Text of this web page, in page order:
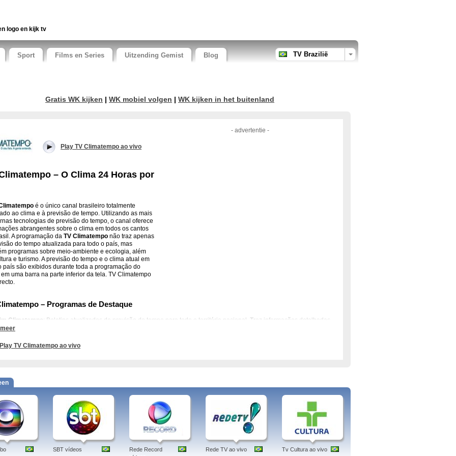
logo en kijk tv
Sport Films en Series Uitzending Gemist Blog TV Brazilië
Gratis WK kijken | WK mobiel volgen | WK kijken in het buitenland
- advertentie -
Play TV Climatempo ao vivo
– O Clima 24 Horas por
é o único canal brasileiro totalmente
ao clima e à previsão de tempo. Utilizando as mais
tecnologias de previsão do tempo, o canal oferece
abrangentes sobre o clima em todos os cantos
A programação da TV Climatempo não traz apenas
do tempo atualizada para todo o país, mas
programas sobre meio-ambiente e ecologia, além
e turismo. A previsão do tempo e o clima atual em
país são exibidos durante toda a programação do
uma barra na parte inferior da tela. TV Climatempo
– Programas de Destaque
Climatempo : Boletins atualizados de previsão do tempo para todo o território nacional. Traz informações detalhadas
clima e a meteorologia.
de Pescador: Um programa para os amantes da pesca esportiva que incentiva a prática da pesca com
ambiental. TV Climatempo – Verdades de Pescador.
- Outros Programas
variada da TV Climatempo
, você poderá assistir a programas como Cine Climatempo, Autorama, Hora do
Cifras e Safras, Bagagem Extra e muitos outros.
Assistir
Play TV Climatempo ao vivo
SBT vídeos
Rede Record
Rede TV ao vivo Tv Cultura ao vivo